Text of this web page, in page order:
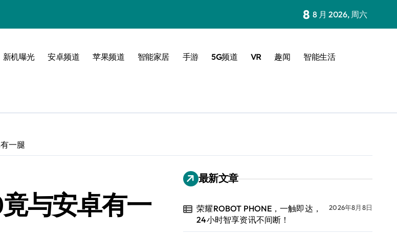
8 8 月 2026, 周六
新机曝光 安卓频道 苹果频道 智能家居 手游 5G频道 VR 趣闻 智能生活
一腿
与安卓有一
最新文章
荣耀ROBOT PHONE，一触即达，
24小时智享资讯不间断！
2026年8月8日